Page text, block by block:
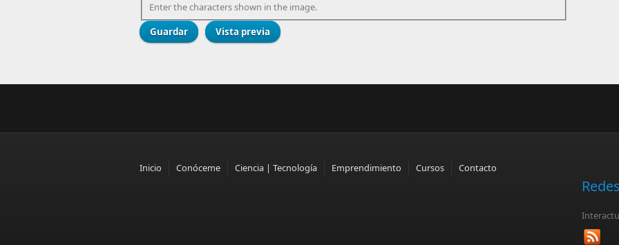
Enter the characters shown in the image.
Inicio Conóceme Ciencia | Tecnología Emprendimiento Cursos Contacto